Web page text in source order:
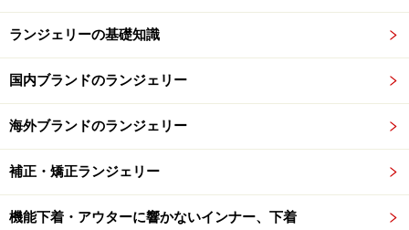
ランジェリーの基礎知識
国内ブランドのランジェリー
海外ブランドのランジェリー
補正・矯正ランジェリー
機能下着・アウターに響かないインナー、下着